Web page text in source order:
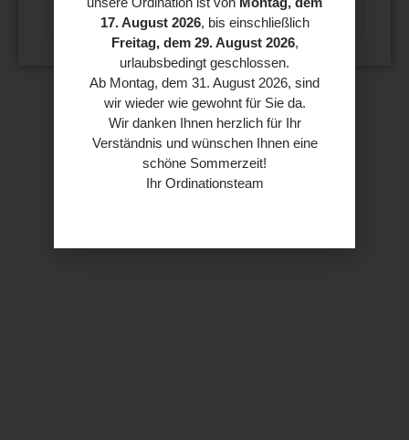
Anfahrt mit den öffentlichen Verkehrsmitteln:
17. August 2026, bis einschließlich
Freitag, dem 29. August 2026,
urlaubsbedingt geschlossen.
Ab Montag, dem 31. August 2026, sind
wir wieder wie gewohnt für Sie da.
Wir danken Ihnen herzlich für Ihr
Verständnis und wünschen Ihnen eine
schöne Sommerzeit!
Ihr Ordinationsteam